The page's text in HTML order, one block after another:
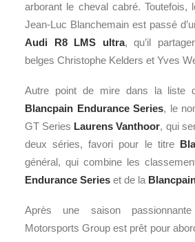
arborant le cheval cabré. Toutefois,
Jean-Luc Blanchemain est passé
Audi R8 LMS ultra, qu’il
belges Christophe Kelders et Yves
Autre point de mire dans la liste
Blancpain Endurance Series, le
GT Series Laurens Vanthoor, qui
deux séries, favori pour le titre
général, qui combine les
Endurance Series et de la
Après une saison
Motorsports Group est prêt pour